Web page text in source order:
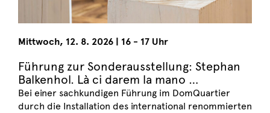
Mittwoch, 12. 8. 2026 | 16 - 17 Uhr
Führung zur Sonderausstellung: Stephan
Balkenhol. Là ci darem la mano …
Bei einer sachkundigen Führung im DomQuartier
durch die Installation des international renommierten